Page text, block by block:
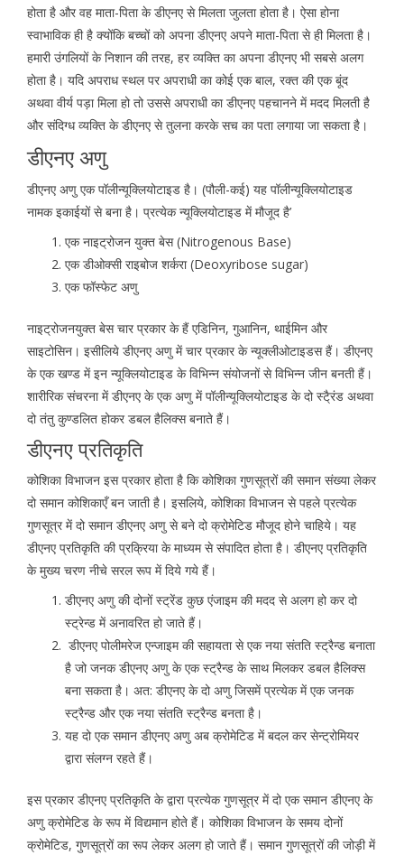
होता है और वह माता-पिता के डीएनए से मिलता जुलता होता है। ऐसा होना
स्वाभाविक ही है क्योंकि बच्चों को अपना डीएनए अपने माता-पिता से ही मिलता है।
हमारी उंगलियों के निशान की तरह, हर व्यक्ति का अपना डीएनए भी सबसे अलग
होता है। यदि अपराध स्थल पर अपराधी का कोई एक बाल, रक्त की एक बूंद
अथवा वीर्य पड़ा मिला हो तो उससे अपराधी का डीएनए पहचानने में मदद मिलती है
और संदिग्ध व्यक्ति के डीएनए से तुलना करके सच का पता लगाया जा सकता है।
डीएनए अणु
डीएनए अणु एक पॉलीन्यूक्लियोटाइड है। (पौली-कई) यह पॉलीन्यूक्लियोटाइड
नामक इकाईयों से बना है। प्रत्येक न्यूक्लियोटाइड में मौजूद है’
एक नाइट्रोजन युक्त बेस (Nitrogenous Base)
एक डीओक्सी राइबोज शर्करा (Deoxyribose sugar)
एक फॉस्फेट अणु
नाइट्रोजनयुक्त बेस चार प्रकार के हैं एडिनिन, गुआनिन, थाईमिन और
साइटोसिन। इसीलिये डीएनए अणु में चार प्रकार के न्यूक्लीओटाइडस हैं। डीएनए
के एक खण्ड में इन न्यूक्लियोटाइड के विभिन्न संयोजनों से विभिन्न जीन बनती हैं।
शारीरिक संचरना में डीएनए के एक अणु में पॉलीन्यूक्लियोटाइड के दो स्टै्रंड अथवा
दो तंतु कुण्डलित होकर डबल हैलिक्स बनाते हैं।
डीएनए प्रतिकृति
कोशिका विभाजन इस प्रकार होता है कि कोशिका गुणसूत्रों की समान संख्या लेकर
दो समान कोशिकाएँ बन जाती है। इसलिये, कोशिका विभाजन से पहले प्रत्येक
गुणसूत्र में दो समान डीएनए अणु से बने दो क्रोमेटिड मौजूद होने चाहिये। यह
डीएनए प्रतिकृति की प्रक्रिया के माध्यम से संपादित होता है। डीएनए प्रतिकृति
के मुख्य चरण नीचे सरल रूप में दिये गये हैं।
डीएनए अणु की दोनों स्ट्रेंड कुछ एंजाइम की मदद से अलग हो कर दो
स्ट्रेन्ड में अनावरित हो जाते हैं।
डीएनए पोलीमरेज एन्जाइम की सहायता से एक नया संतति स्ट्रैन्ड बनाता
है जो जनक डीएनए अणु के एक स्ट्रैन्ड के साथ मिलकर डबल हैलिक्स
बना सकता है। अत: डीएनए के दो अणु जिसमें प्रत्येक में एक जनक
स्ट्रैन्ड और एक नया संतति स्ट्रैन्ड बनता है।
यह दो एक समान डीएनए अणु अब क्रोमेटिड में बदल कर सेन्ट्रोमियर
द्वारा संलग्न रहते हैं।
इस प्रकार डीएनए प्रतिकृति के द्वारा प्रत्येक गुणसूत्र में दो एक समान डीएनए के
अणु क्रोमेटिड के रूप में विद्यमान होते हैं। कोशिका विभाजन के समय दोनों
क्रोमेटिड, गुणसूत्रों का रूप लेकर अलग हो जाते हैं। समान गुणसूत्रों की जोड़ी में